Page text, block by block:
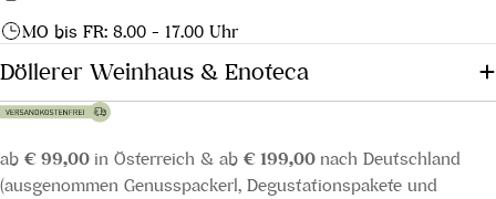
MO bis FR: 8.00 - 17.00 Uhr
Döllerer Weinhaus & Enoteca
ab € 99,00 in Österreich & ab € 199,00 nach Deutschland
(ausgenommen Genusspackerl, Degustationspakete und